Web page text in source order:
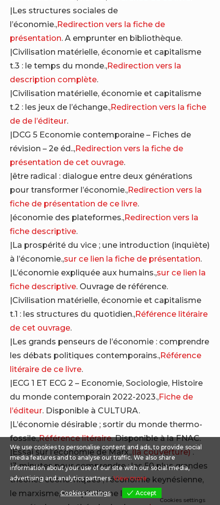
|Les structures sociales de
l’économie.,Redirection vers la fiche de
présentation. A emprunter en bibliothèque.
|Civilisation matérielle, économie et capitalisme
t.3 : le temps du monde.,Redirection vers la
description complète.
|Civilisation matérielle, économie et capitalisme
t.2 : les jeux de l’échange.,Redirection vers la fiche
de de l’éditeur.
|DCG 5 Economie contemporaine – Fiches de
révision – 2e éd..,Redirection vers la fiche de
présentation de cet ouvrage.
|être radical : dialogue entre deux générations
pour transformer l’économie.,Redirection vers la
fiche de présentation de ce livre.
|économie des plateformes.,Redirection vers la
fiche descriptive.
|La prospérité du vice ; une introduction (inquiète)
à l’économie.,sur ce lien la fiche de présentation.
|L’économie expliquée aux humains.,sur ce lien la
fiche descriptive. Ouvrage de référence.
|Civilisation matérielle, économie et capitalisme
t.1 : les structures du quotidien.,Référence litéraire
de cet ouvrage.
|Les grands penseurs de l’économie : comprendre
les débats politiques contemporains.,Référence
litéraire de ce livre.
|ECG 1 ET ECG 2 – Economie, Sociologie, Histoire
du monde contemporain 2022-2023.,Fiche de
l’éditeur. Disponible à CULTURA.
|L’économie désirable ; sortir du monde thermo-
fossile.,Référence litéraire. Disponible à la FNAC.
|Essai sur l’économie de Marx.,(la couverture).
|3 minutes pour comprendre : les 50 plus grandes
théories économiques ; l’économie keynésienne,
le marxisme, le capitalisme libéral, le
We use cookies to personalise content and ads, to provide social
media features and to analyse our traffic. We also share
information about your use of our site with our social media,
advertising and analytics partners.View more
Cookies settings
Accept
Cookies settings